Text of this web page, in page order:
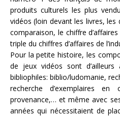
produits culturels les plus
vidéos (loin devant les livres, les
comparaison, le chiffre
triple du chiffres d’affaires de
Pour la petite histoire, les
de jeux vidéos sont
bibliophiles: biblio/ludomanie,
recherche d’exemplaires en
provenance,… et même avec
années qui nécessitaient de